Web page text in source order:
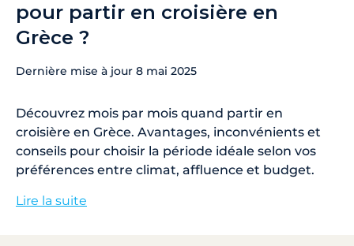
pour partir en croisière en
Grèce ?
Dernière mise à jour 8 mai 2025
Découvrez mois par mois quand partir en
croisière en Grèce. Avantages, inconvénients et
conseils pour choisir la période idéale selon vos
préférences entre climat, affluence et budget.
Lire la suite